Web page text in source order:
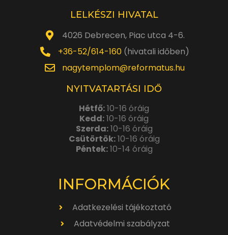
LELKÉSZI HIVATAL
4026 Debrecen, Piac utca 4-6.
+36-52/614-160(hivatali időben)
nagytemplom@reformatus.hu
NYITVATARTÁSI IDŐ
Hétfő:10-16 óráig
Kedd:10-16 óráig
Szerda:10-16 óráig
Csütörtök:10-16 óráig
Péntek:10-14 óráig
INFORMÁCIÓK
Adatkezelési tájékoztató
Adatvédelmi szabályzat